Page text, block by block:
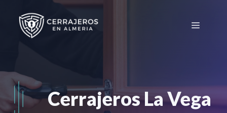
contenido
Menú
Cerrajeros La Vega